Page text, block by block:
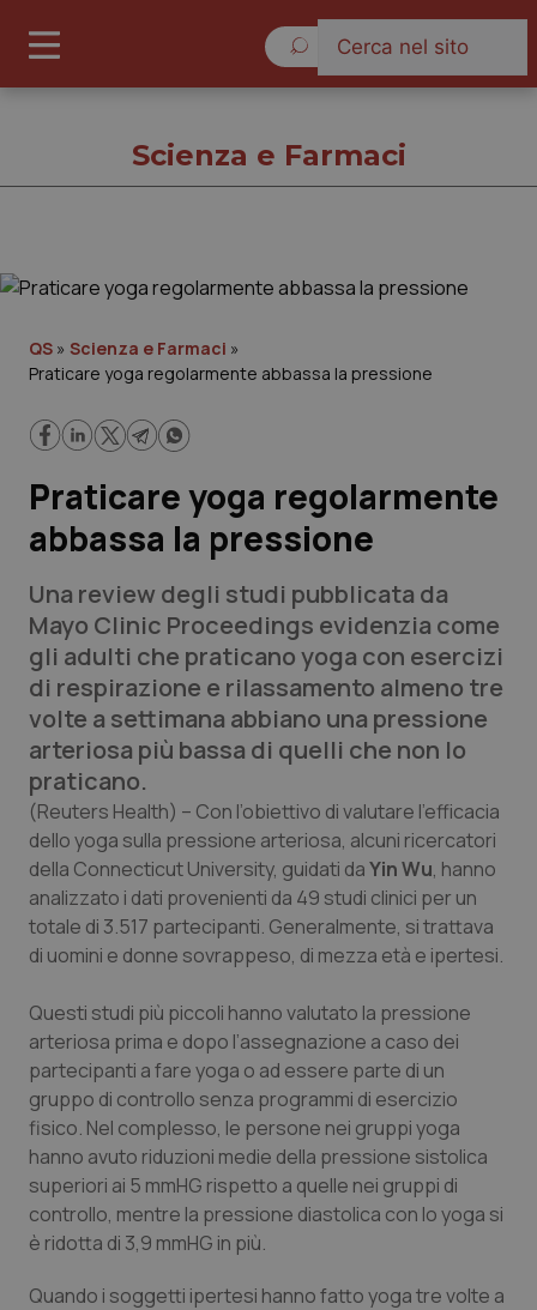
Cronache
Lavoro e Professioni
Scienza e Farmaci
Studi e Analisi
Lettere al direttore
Edizioni Regionali
QS Pro
Professionisti Sanitari.AI
Abruzzo
Basilicata
Calabria
Campania
Emilia-Romagna
QS Pro Gold
Artrite & artrosi
Asma & BPCO
Car-T
Colesterolo & coronaropatie
QS Club Newsletter
Scienza e Farmaci
QS » Scienza e Farmaci »
Praticare yoga regolarmente abbassa la pressione
Praticare yoga regolarmente
abbassa la pressione
Una review degli studi pubblicata da
Mayo Clinic Proceedings evidenzia come
gli adulti che praticano yoga con esercizi
di respirazione e rilassamento almeno tre
volte a settimana abbiano una pressione
arteriosa più bassa di quelli che non lo
praticano.
(Reuters Health) – Con l’obiettivo di valutare l’efficacia
dello yoga sulla pressione arteriosa, alcuni ricercatori
della Connecticut University, guidati daYin Wu, hanno
analizzato i dati provenienti da 49 studi clinici per un
totale di 3.517 partecipanti. Generalmente, si trattava
di uomini e donne sovrappeso, di mezza età e ipertesi.
Questi studi più piccoli hanno valutato la pressione
arteriosa prima e dopo l’assegnazione a caso dei
partecipanti a fare yoga o ad essere parte di un
gruppo di controllo senza programmi di esercizio
fisico. Nel complesso, le persone nei gruppi yoga
hanno avuto riduzioni medie della pressione sistolica
superiori ai 5 mmHG rispetto a quelle nei gruppi di
controllo, mentre la pressione diastolica con lo yoga si
è ridotta di 3,9 mmHG in più.
Quando i soggetti ipertesi hanno fatto yoga tre volte a